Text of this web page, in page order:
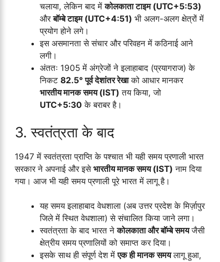
चलाया, लेकिन बाद मेंकोलकाता टाइम (UTC+5:53)
औरबॉम्बे टाइम (UTC+4:51) भी अलग-अलग क्षेत्रों में
प्रयोग होने लगे।
इस असमानता से संचार और परिवहन में कठिनाई आने
लगी।
अंततः 1905 में अंग्रेजों ने इलाहाबाद (प्रयागराज) के
निकट 82.5° पूर्व देशांतर रेखाको आधार मानकर
भारतीय मानक समय (IST) तय किया, जो
UTC+5:30 के बराबर है।
3. स्वतंत्रता के बाद
1947 में स्वतंत्रता प्राप्ति के पश्चात भी यही समय प्रणाली भारत
सरकार ने अपनाई और इसे भारतीय मानक समय (IST) नाम दिया
गया। आज भी यही समय प्रणाली पूरे भारत में लागू है।
यह समय इलाहाबाद वेधशाला (अब उत्तर प्रदेश के मिर्ज़ापुर
जिले में स्थित वेधशाला) से संचालित किया जाने लगा।
स्वतंत्रता के बाद भारत नेकोलकाता और बॉम्बे समयजैसी
क्षेत्रीय समय प्रणालियों को समाप्त कर दिया।
इसके साथ ही संपूर्ण देश मेंएक ही मानक समयलागू हुआ,